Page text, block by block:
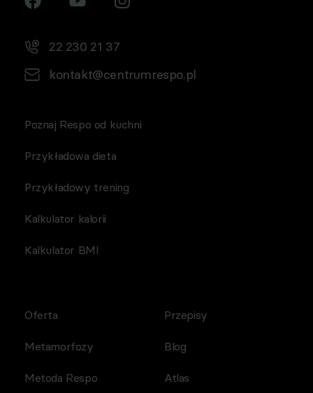
22 230 21 37
kontakt@centrumrespo.pl
Poznaj Respo od kuchni
Przykładowa dieta
Przykładowy trening
Kalkulator kalorii
Kalkulator BMI
Oferta
Metamorfozy
Metoda Respo
Przepisy
Blog
Atlas